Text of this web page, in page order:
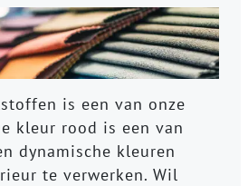
is een van onze
kleur rood is een van
dynamische kleuren
te verwerken. Wil